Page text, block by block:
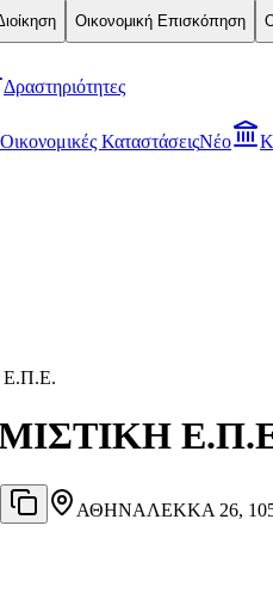
Οικονομική Επισκόπηση
Δραστηριότητες
Οικονομικές ΚαταστάσειςΝέο
ΑΘΗΝΑΛΕΚΚΑ 26,